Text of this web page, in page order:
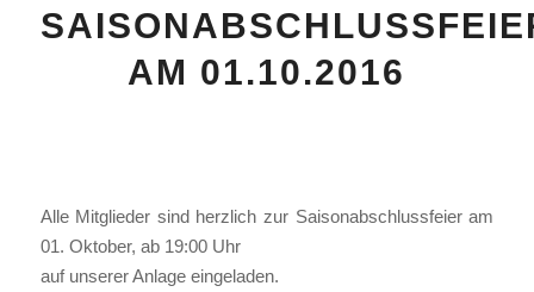
AM 01.10.2016
Alle Mit­glie­der sind herz­lich zur Sai­son­ab­schluss­fei­er am
01. Okto­ber, ab 19:00 Uhr
auf unse­rer Anla­ge ein­ge­la­den.